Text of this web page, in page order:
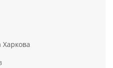
Харкова